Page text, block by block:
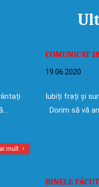
mult
COMUNICAT
19.06.2020
Iubiți frați și
Dorim să vă
BINELE